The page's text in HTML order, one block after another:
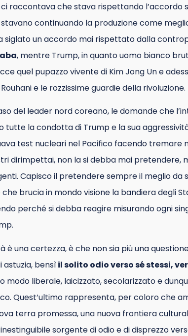
raccontava che stava rispettando l’accordo
continuando la produzione come
siglato un accordo mai rispettato dalla
, mentre Trump, in quanto uomo bianco
quel pupazzo vivente di Kim Jong Un e
e le rozzissime guardie della rivoluzione.
del leader nord coreano, le domande che
tutte la condotta di Trump e la sua
test nucleari nel Pacifico facendo tremare
dirimpettai, non la si debba mai pretendere,
Capisco il pretendere sempre il meglio da
brucia in mondo visione la bandiera degli
perché si debba reagire misurando ogni
è una certezza, è che non sia più una
bensìil solito odio verso sé stessi,
modo liberale, laicizzato, secolarizzato e
Quest’ultimo rappresenta, per coloro che
terra promessa, una nuova frontiera
sorgente di odio e di disprezzo